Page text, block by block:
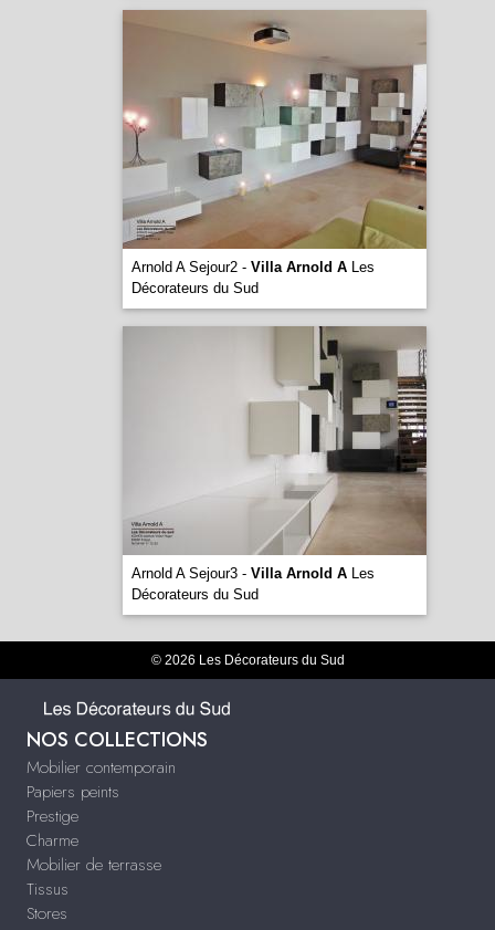
Arnold A Sejour2 - Villa Arnold ALes
Décorateurs du Sud
Arnold A Sejour3 - Villa Arnold ALes
Décorateurs du Sud
© 2026 Les Décorateurs du Sud
NOS COLLECTIONS
Mobilier contemporain
Papiers peints
Prestige
Charme
Mobilier de terrasse
Tissus
Stores